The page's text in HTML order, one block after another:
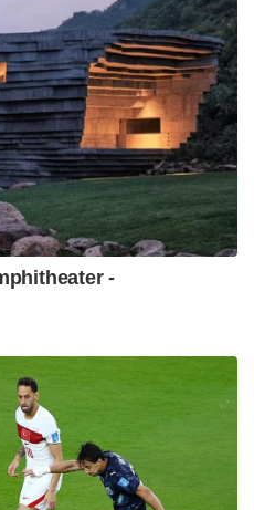
ശ്രദ്ധാപൂർവ്വം
ഭാരത്
വ്യക്തമാക്കി.
NDA meeting